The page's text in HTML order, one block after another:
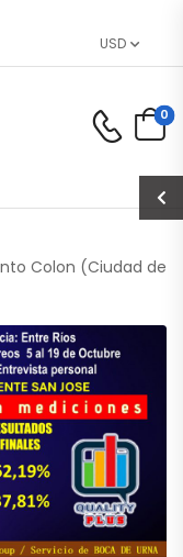
USD
0
Colon (Ciudad de